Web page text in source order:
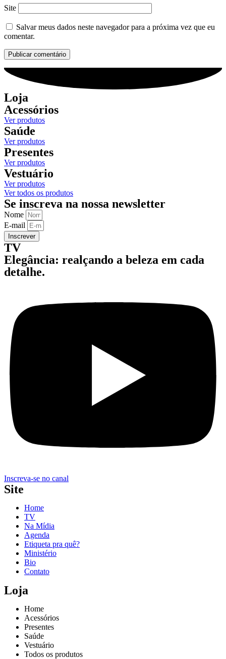
Site
Salvar meus dados neste navegador para a próxima vez que eu
comentar.
Loja
Acessórios
Ver produtos
Saúde
Ver produtos
Presentes
Ver produtos
Vestuário
Ver produtos
Ver todos os produtos
Se inscreva na nossa newsletter
Nome
E-mail
Inscrever
TV
Elegância: realçando a beleza em cada
detalhe.
Inscreva-se no canal
Site
Home
TV
Na Mídia
Agenda
Etiqueta pra quê?
Ministério
Bio
Contato
Loja
Home
Acessórios
Presentes
Saúde
Vestuário
Todos os produtos